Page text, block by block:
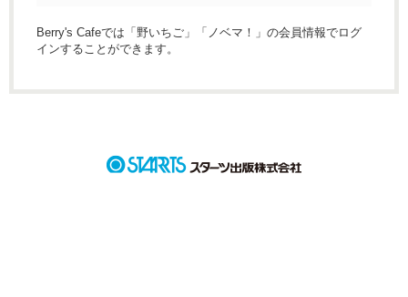
Berry's Cafeでは「野いちご」「ノベマ！」の会員情報でログ
インすることができます。